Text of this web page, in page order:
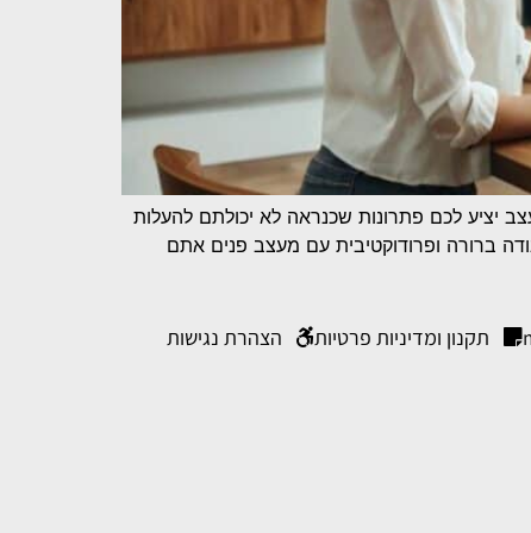
יציע לכם פתרונות שכנראה לא יכולתם להעלות
יפה, אלא באמת בית. 10 טיפים פרקטיים שיביאו לעבודה ברורה ופרודוקטיבית עם מעצב פנים אתם
תקנון ומדיניות פרטיות הצהרת נגישות